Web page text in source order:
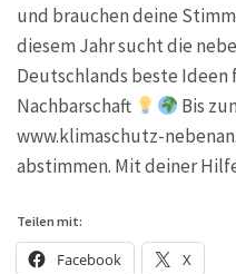
und brauchen deine
diesem Jahr sucht die
Deutschlands beste
Nachbarschaft
Bis
www.klimaschutz-
abstimmen. Mit deiner
Teilen mit:
Facebook X